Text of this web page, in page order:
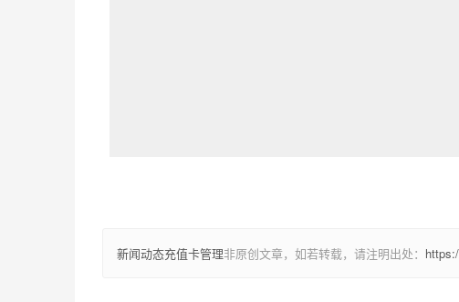
新闻动态充值卡管理非原创文章，如若转载，请注明出处：